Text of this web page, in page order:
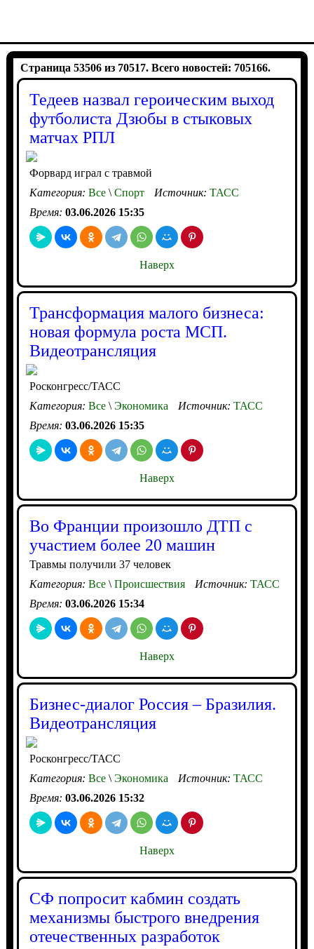
Страница 53506 из 70517. Всего новостей: 705166.
Тедеев назвал героическим выход
футболиста Дзюбы в стыковых
матчах РПЛ
Форвард играл с травмой
Категория: Все\Спорт Источник: ТАСС
Время: 03.06.2026 15:35
Наверх
Трансформация малого бизнеса:
новая формула роста МСП.
Видеотрансляция
Росконгресс/ТАСС
Категория: Все\Экономика Источник: ТАСС
Время: 03.06.2026 15:35
Наверх
Во Франции произошло ДТП с
участием более 20 машин
Травмы получили 37 человек
Категория: Все\Происшествия Источник: ТАСС
Время: 03.06.2026 15:34
Наверх
Бизнес-диалог Россия – Бразилия.
Видеотрансляция
Росконгресс/ТАСС
Категория: Все\Экономика Источник: ТАСС
Время: 03.06.2026 15:32
Наверх
СФ попросит кабмин создать
механизмы быстрого внедрения
отечественных разработок